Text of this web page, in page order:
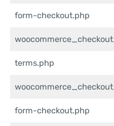
form-checkout.php
terms.php
form-checkout.php